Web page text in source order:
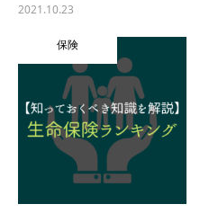
2021.10.23
保険